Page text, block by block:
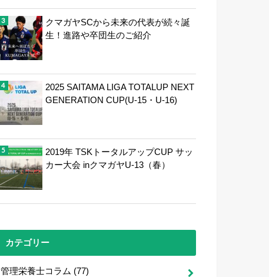
クマガヤSCから未来の代表が続々誕
生！進路や卒団生のご紹介
2025 SAITAMA LIGA TOTALUP NEXT
GENERATION CUP(U-15・U-16)
2019年 TSKトータルアップCUP サッ
カー大会 inクマガヤU-13（春）
カテゴリー
管理栄養士コラム (77)